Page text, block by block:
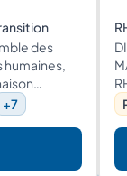
des
humaines,
+7